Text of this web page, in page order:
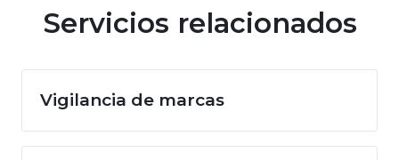
Servicios relacionados
Vigilancia de marcas